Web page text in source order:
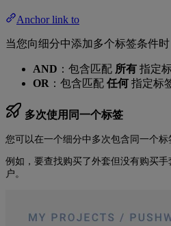
Anchor link to
当您向细分中添加多个标签条件
AND ：包含匹配 所有 指定
OR ：包含匹配 任何 指定标
多次使用同一个标签
您可以在一个细分中多次包含同一个标
例如，要查找购买了外套但没有购买
户。